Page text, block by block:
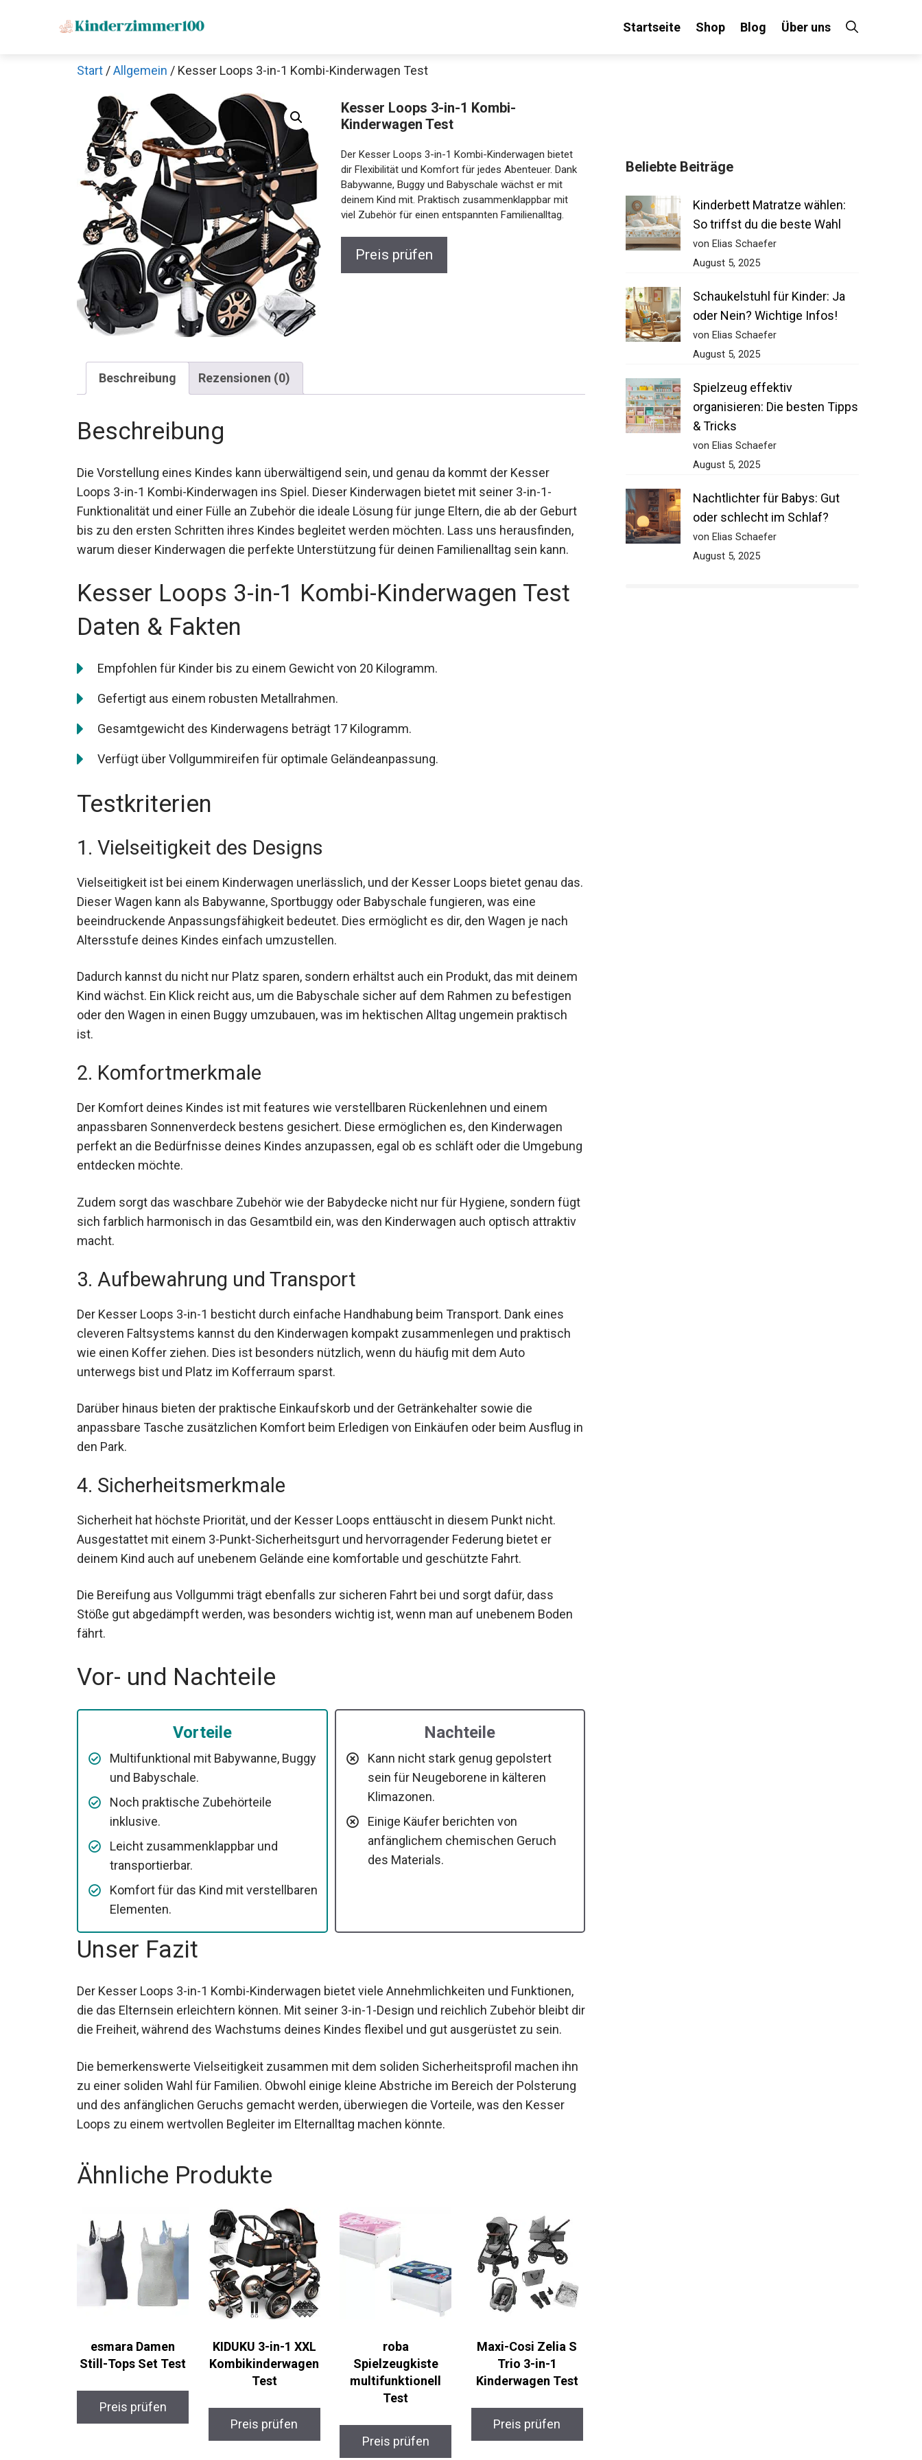
Startseite Shop Blog Über uns
Start /Allgemein / Kesser Loops 3-in-1 Kombi-Kinderwagen Test
Kesser Loops 3-in-1 Kombi-
Kinderwagen Test
Der Kesser Loops 3-in-1 Kombi-Kinderwagen bietet
dir Flexibilität und Komfort für jedes Abenteuer. Dank
Babywanne, Buggy und Babyschale wächst er mit
deinem Kind mit. Praktisch zusammenklappbar mit
viel Zubehör für einen entspannten Familienalltag.
Preis prüfen
Beschreibung Rezensionen (0)
Beschreibung
Die Vorstellung eines Kindes kann überwältigend sein, und genau da kommt der Kesser
Loops 3-in-1 Kombi-Kinderwagen ins Spiel. Dieser Kinderwagen bietet mit seiner 3-in-1-
Funktionalität und einer Fülle an Zubehör die ideale Lösung für junge Eltern, die ab der Geburt
bis zu den ersten Schritten ihres Kindes begleitet werden möchten. Lass uns herausfinden,
warum dieser Kinderwagen die perfekte Unterstützung für deinen Familienalltag sein kann.
Kesser Loops 3-in-1 Kombi-Kinderwagen Test
Daten & Fakten
Empfohlen für Kinder bis zu einem Gewicht von 20 Kilogramm.
Gefertigt aus einem robusten Metallrahmen.
Gesamtgewicht des Kinderwagens beträgt 17 Kilogramm.
Verfügt über Vollgummireifen für optimale Geländeanpassung.
Testkriterien
1. Vielseitigkeit des Designs
Vielseitigkeit ist bei einem Kinderwagen unerlässlich, und der Kesser Loops bietet genau das.
Dieser Wagen kann als Babywanne, Sportbuggy oder Babyschale fungieren, was eine
beeindruckende Anpassungsfähigkeit bedeutet. Dies ermöglicht es dir, den Wagen je nach
Altersstufe deines Kindes einfach umzustellen.
Dadurch kannst du nicht nur Platz sparen, sondern erhältst auch ein Produkt, das mit deinem
Kind wächst. Ein Klick reicht aus, um die Babyschale sicher auf dem Rahmen zu befestigen
oder den Wagen in einen Buggy umzubauen, was im hektischen Alltag ungemein praktisch
ist.
2. Komfortmerkmale
Der Komfort deines Kindes ist mit features wie verstellbaren Rückenlehnen und einem
anpassbaren Sonnenverdeck bestens gesichert. Diese ermöglichen es, den Kinderwagen
perfekt an die Bedürfnisse deines Kindes anzupassen, egal ob es schläft oder die Umgebung
entdecken möchte.
Zudem sorgt das waschbare Zubehör wie der Babydecke nicht nur für Hygiene, sondern fügt
sich farblich harmonisch in das Gesamtbild ein, was den Kinderwagen auch optisch attraktiv
macht.
3. Aufbewahrung und Transport
Der Kesser Loops 3-in-1 besticht durch einfache Handhabung beim Transport. Dank eines
cleveren Faltsystems kannst du den Kinderwagen kompakt zusammenlegen und praktisch
wie einen Koffer ziehen. Dies ist besonders nützlich, wenn du häufig mit dem Auto
unterwegs bist und Platz im Kofferraum sparst.
Darüber hinaus bieten der praktische Einkaufskorb und der Getränkehalter sowie die
anpassbare Tasche zusätzlichen Komfort beim Erledigen von Einkäufen oder beim Ausflug in
den Park.
4. Sicherheitsmerkmale
Sicherheit hat höchste Priorität, und der Kesser Loops enttäuscht in diesem Punkt nicht.
Ausgestattet mit einem 3-Punkt-Sicherheitsgurt und hervorragender Federung bietet er
deinem Kind auch auf unebenem Gelände eine komfortable und geschützte Fahrt.
Die Bereifung aus Vollgummi trägt ebenfalls zur sicheren Fahrt bei und sorgt dafür, dass
Stöße gut abgedämpft werden, was besonders wichtig ist, wenn man auf unebenem Boden
fährt.
Vor- und Nachteile
Vorteile
Multifunktional mit Babywanne, Buggy
und Babyschale.
Noch praktische Zubehörteile
inklusive.
Leicht zusammenklappbar und
transportierbar.
Komfort für das Kind mit verstellbaren
Elementen.
Nachteile
Kann nicht stark genug gepolstert
sein für Neugeborene in kälteren
Klimazonen.
Einige Käufer berichten von
anfänglichem chemischen Geruch
des Materials.
Unser Fazit
Der Kesser Loops 3-in-1 Kombi-Kinderwagen bietet viele Annehmlichkeiten und Funktionen,
die das Elternsein erleichtern können. Mit seiner 3-in-1-Design und reichlich Zubehör bleibt dir
die Freiheit, während des Wachstums deines Kindes flexibel und gut ausgerüstet zu sein.
Die bemerkenswerte Vielseitigkeit zusammen mit dem soliden Sicherheitsprofil machen ihn
zu einer soliden Wahl für Familien. Obwohl einige kleine Abstriche im Bereich der Polsterung
und des anfänglichen Geruchs gemacht werden, überwiegen die Vorteile, was den Kesser
Loops zu einem wertvollen Begleiter im Elternalltag machen könnte.
Ähnliche Produkte
esmara Damen
Still-Tops Set Test
Preis prüfen
KIDUKU 3-in-1 XXL
Kombikinderwagen
Test
Preis prüfen
roba
Spielzeugkiste
multifunktionell
Test
Preis prüfen
Maxi-Cosi Zelia S
Trio 3-in-1
Kinderwagen Test
Preis prüfen
Beliebte Beiträge
Kinderbett Matratze wählen:
So triffst du die beste Wahl
von Elias Schaefer
August 5, 2025
Schaukelstuhl für Kinder: Ja
oder Nein? Wichtige Infos!
von Elias Schaefer
August 5, 2025
Spielzeug effektiv
organisieren: Die besten Tipps
& Tricks
von Elias Schaefer
August 5, 2025
Nachtlichter für Babys: Gut
oder schlecht im Schlaf?
von Elias Schaefer
August 5, 2025